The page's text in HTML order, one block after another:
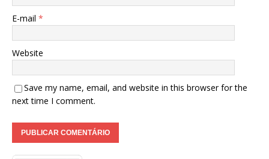
E-mail *
Website
Save my name, email, and website in this browser for the
next time I comment.